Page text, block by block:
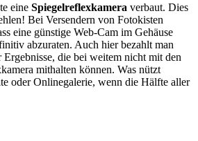
eine Spiegelreflexkamera verbaut. Dies
Bei Versendern von Fotokisten
eine günstige Web-Cam im Gehäuse
abzuraten. Auch hier bezahlt man
die bei weitem nicht mit den
mithalten können. Was nützt
oder Onlinegalerie, wenn die Hälfte aller